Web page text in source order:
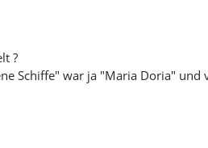
?
Schiffe" war ja "Maria Doria" und